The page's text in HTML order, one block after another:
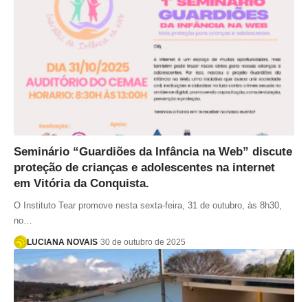
Seminário “Guardiões da Infância na Web” discute
proteção de crianças e adolescentes na internet
em Vitória da Conquista.
O Instituto Tear promove nesta sexta-feira, 31 de outubro, às 8h30,
no…
LUCIANA NOVAIS 30 de outubro de 2025